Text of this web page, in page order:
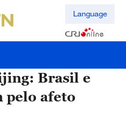
Language
Brasil e
pelo afeto